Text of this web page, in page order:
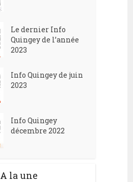
Le dernier Info
Quingey de l’année
2023
Info Quingey de juin
2023
Info Quingey
décembre 2022
A la une